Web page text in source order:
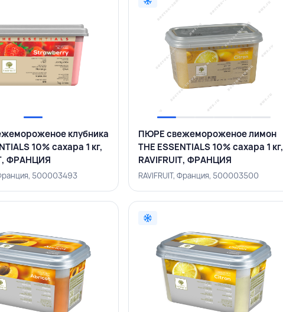
клубника
10% сахара 1 кг,
ФРАНЦИЯ
Франция, 500003493
ПЮРЕ свежемороженое лимон
THE ESSENTIALS 10% сахара 1 кг,
RAVIFRUIT, ФРАНЦИЯ
RAVIFRUIT, Франция, 500003500